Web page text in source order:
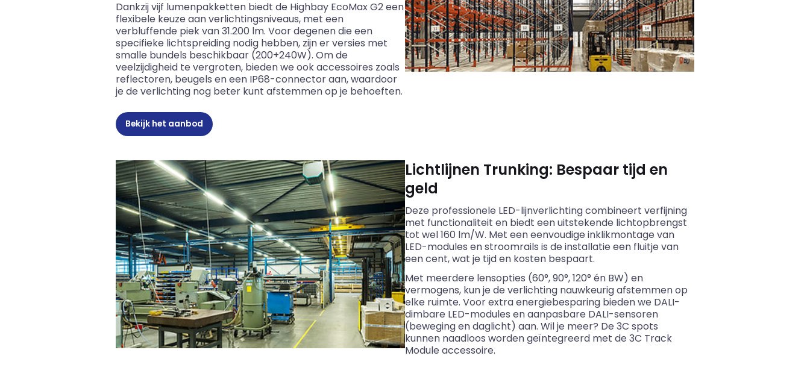
Dankzij vijf lumenpakketten biedt de Highbay EcoMax G2 een
flexibele keuze aan verlichtingsniveaus, met een
verbluffende piek van 31.200 lm. Voor degenen die een
specifieke lichtspreiding nodig hebben, zijn er versies met
smalle bundels beschikbaar (200+240W). Om de
veelzijdigheid te vergroten, bieden we ook accessoires zoals
reflectoren, beugels en een IP68-connector aan, waardoor
je de verlichting nog beter kunt afstemmen op je behoeften.
Bekijk het aanbod
Lichtlijnen Trunking: Bespaar tijd en
geld
Deze professionele LED-lijnverlichting combineert verfijning
met functionaliteit en biedt een uitstekende lichtopbrengst
tot wel 160 lm/W. Met een eenvoudige inklikmontage van
LED-modules en stroomrails is de installatie een fluitje van
een cent, wat je tijd en kosten bespaart.
Met meerdere lensopties (60°, 90°, 120° én BW) en
vermogens, kun je de verlichting nauwkeurig afstemmen op
elke ruimte. Voor extra energiebesparing bieden we DALI-
dimbare LED-modules en aanpasbare DALI-sensoren
(beweging en daglicht) aan. Wil je meer? De 3C spots
kunnen naadloos worden geïntegreerd met de 3C Track
Module accessoire.